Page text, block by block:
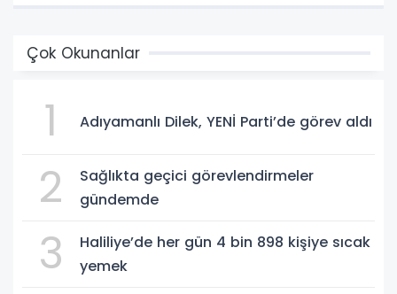
Çok Okunanlar
1 Adıyamanlı Dilek, YENİ Parti’de görev aldı
2
Sağlıkta geçici görevlendirmeler
gündemde
3
Haliliye’de her gün 4 bin 898 kişiye sıcak
yemek